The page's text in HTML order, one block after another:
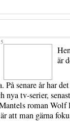
är
senare år har det
tv-serier,
roman Wolf
att man gärna